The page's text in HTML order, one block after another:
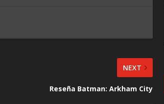
NEXT
Reseña Batman: Arkham City